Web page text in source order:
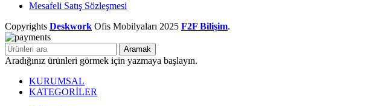
Mesafeli Satış Sözleşmesi
Copyrights Deskwork Ofis Mobilyaları 2025 F2F Bilişim.
Aramak
Aradığınız ürünleri görmek için yazmaya başlayın.
KURUMSAL
KATEGORİLER